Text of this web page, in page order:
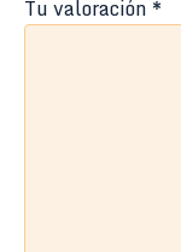
Tu valoración *